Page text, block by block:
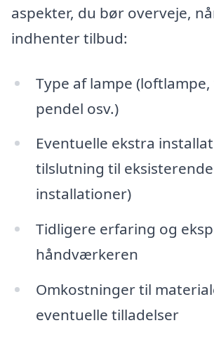
aspekter, du bør overveje,
indhenter tilbud:
Type af lampe
pendel osv.)
Eventuelle ekstra
tilslutning til
installationer)
Tidligere erfaring og
håndværkeren
Omkostninger til
eventuelle tilladelser